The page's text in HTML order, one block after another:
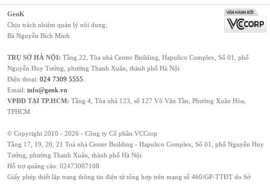
GenK
Chịu trách nhiệm quản lý nội dung:
Bà Nguyễn Bích Minh
TRỤ SỞ HÀ NỘI: Tầng 22, Tòa nhà Center Building, Hapulico Complex, Số 01, phố
Nguyễn Huy Tưởng, phường Thanh Xuân, thành phố Hà Nội
Điện thoại: 024 7309 5555
Email: info@genk.vn
VPĐD TẠI TP.HCM: Tầng 4, Tòa nhà 123, số 127 Võ Văn Tần, Phường Xuân Hòa,
TPHCM
© Copyright 2010 - 2026 - Công ty Cổ phần VCCorp
Tầng 17, 19, 20, 21 Toà nhà Center Building - Hapulico Complex, Số 01, phố Nguyễn Huy
Tưởng, phường Thanh Xuân, thành phố Hà Nội
Hỗ trợ quảng cáo: 02473007108
Giấy phép thiết lập trang thông tin điện tử tổng hợp trên mạng số 460/GP-TTĐT do Sở